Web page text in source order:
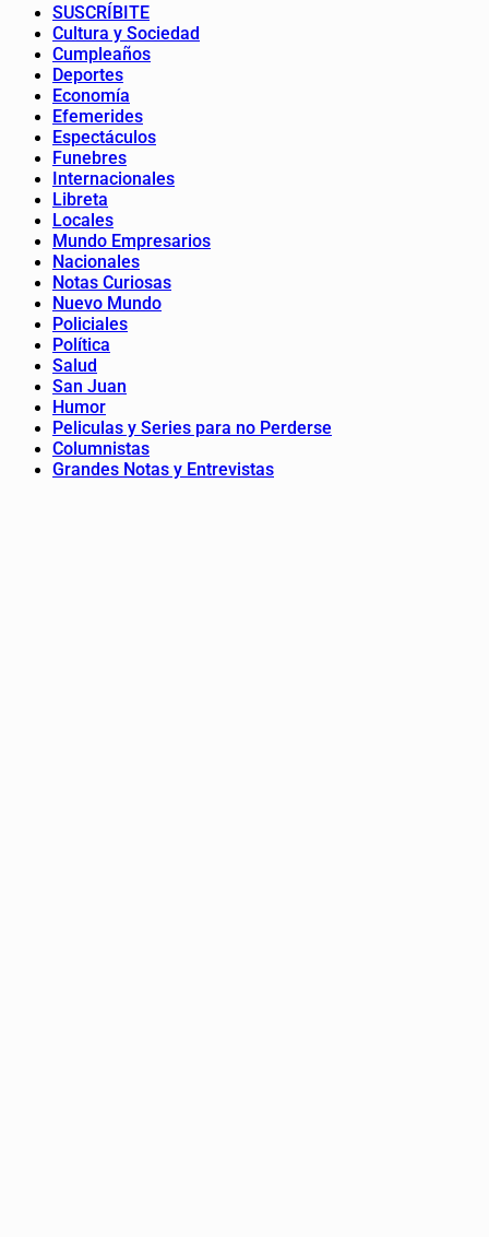
SUSCRÍBITE
Cultura y Sociedad
Cumpleaños
Deportes
Economía
Efemerides
Espectáculos
Funebres
Internacionales
Libreta
Locales
Mundo Empresarios
Nacionales
Notas Curiosas
Nuevo Mundo
Policiales
Política
Salud
San Juan
Humor
Peliculas y Series para no Perderse
Columnistas
Grandes Notas y Entrevistas